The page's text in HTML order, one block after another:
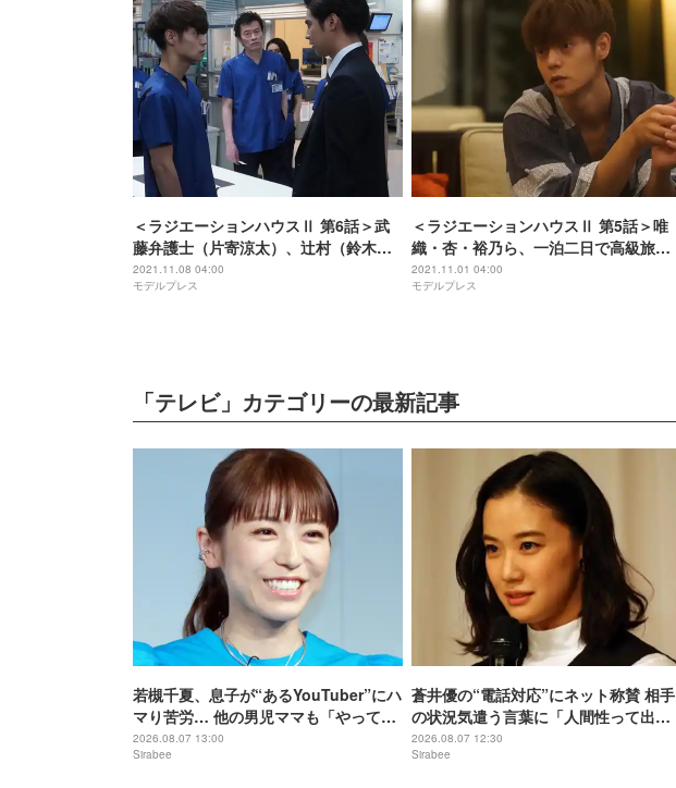
＜ラジエーションハウスⅡ 第6話＞武
藤弁護士（片寄涼太）、辻村（鈴木伸
之）を医療過誤で訴える
2021.11.08 04:00
モデルプレス
＜ラジエーションハウスⅡ 第5話＞唯
織・杏・裕乃ら、一泊二日で高級旅館
へ
2021.11.01 04:00
モデルプレス
「テレビ」カテゴリーの最新記事
若槻千夏、息子が“あるYouTuber”にハ
マり苦労… 他の男児ママも「やって
た！」
2026.08.07 13:00
Sirabee
蒼井優の“電話対応”にネット称賛 相手
の状況気遣う言葉に「人間性って出
る」
2026.08.07 12:30
Sirabee